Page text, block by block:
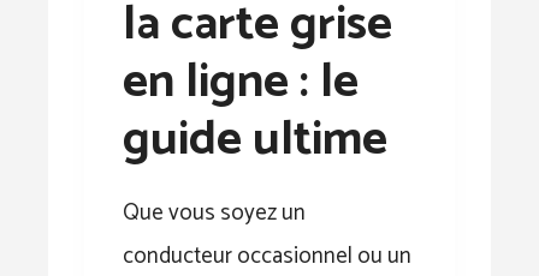
la carte grise
en ligne : le
guide ultime
Que vous soyez un
conducteur occasionnel ou un